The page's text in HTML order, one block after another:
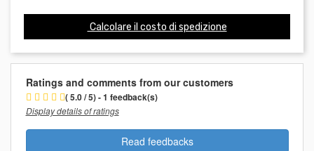
Calcolare il costo di spedizione
Ratings and comments from our customers
( 5.0 / 5) - 1 feedback(s)
Display details of ratings
Read feedbacks